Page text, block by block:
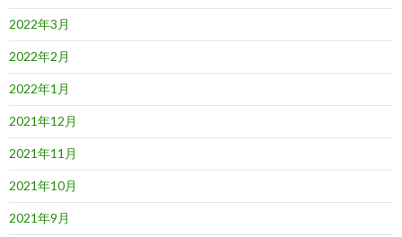
2022年3月
2022年2月
2022年1月
2021年12月
2021年11月
2021年10月
2021年9月